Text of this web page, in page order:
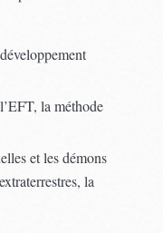
la méthode
et les démons
la